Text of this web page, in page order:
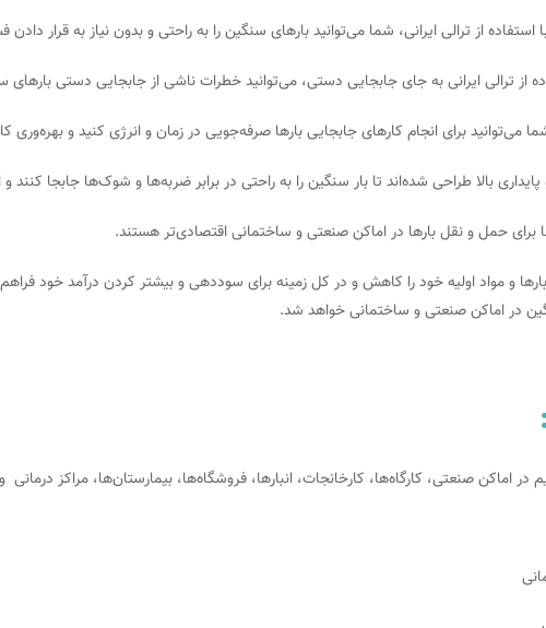
استفاده از ترالی ایرانی، شما می‌توانید بارهای سنگین را به راحتی و بدون نیاز به قرار
از ترالی ایرانی به جای جابجایی دستی، می‌توانید خطرات ناشی از جابجایی دستی
شما می‌توانید برای انجام کارهای جابجایی بارها صرفه‌جویی در زمان و انرژی کنید و بهره‌وری
برای حمل و نقل بارها در اماکن صنعتی و ساختمانی اقتصادی‌تر هستند.
و مواد اولیه خود را کاهش و در کل زمینه برای سوددهی و بیشتر کردن درآمد خود
در اماکن صنعتی و ساختمانی خواهد شد.
در اماکن صنعتی، کارگاه‌ها، کارخانجات، انبارها، فروشگاه‌ها، بیمارستان‌ها، مراکز